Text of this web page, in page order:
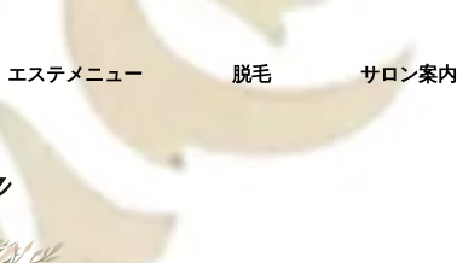
エステメニュー 脱毛 サロン案内